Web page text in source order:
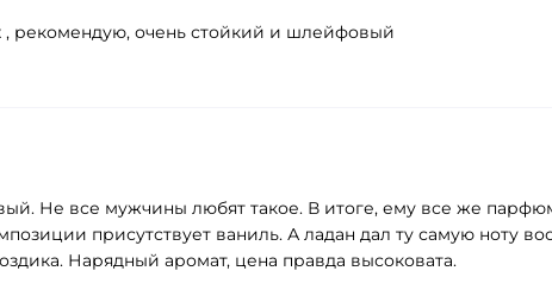
рекомендую, очень стойкий и шлейфовый
Не все мужчины любят такое. В итоге, ему все же
присутствует ваниль. А ладан дал ту самую ноту
Нарядный аромат, цена правда высоковата.